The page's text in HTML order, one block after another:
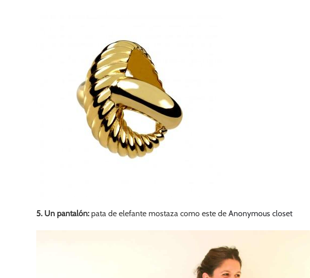
5. Un pantalón: pata de elefante mostaza como este de Anonymous closet